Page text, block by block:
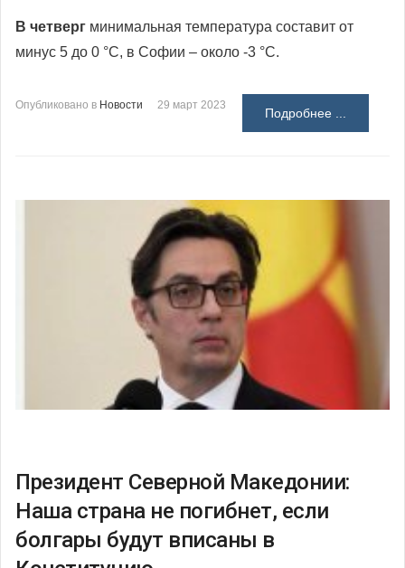
В четверг минимальная температура составит от
минус 5 до 0 °С, в Софии – около -3 °С.
Опубликовано в Новости 29 март 2023
Подробнее ...
Президент Северной Македонии:
Наша страна не погибнет, если
болгары будут вписаны в